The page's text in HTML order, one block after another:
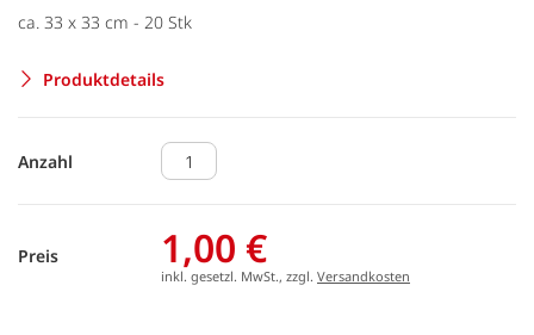
ca. 33 x 33 cm - 20 Stk
Produktdetails
Anzahl
Preis 1,00 €
inkl. gesetzl. MwSt., zzgl. Versandkosten